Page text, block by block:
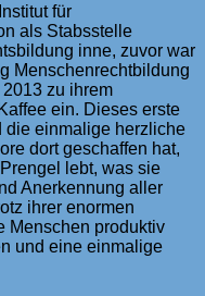
für
als Stabsstelle
inne, zuvor war
Menschenrechtbildung
zu ihrem
ein. Dieses erste
die einmalige herzliche
dort geschaffen hat,
lebt, was sie
Anerkennung aller
ihrer enormen
Menschen produktiv
und eine einmalige